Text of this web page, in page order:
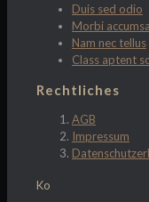
Duis sed odio
Morbi
Nam nec tellus
Class aptent
Rechtliches
AGB
Impressum
Ko